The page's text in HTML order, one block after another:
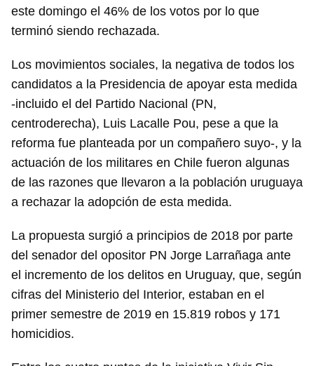
este domingo el 46% de los votos por lo que
terminó siendo rechazada.
Los movimientos sociales, la negativa de todos los
candidatos a la Presidencia de apoyar esta medida
-incluido el del Partido Nacional (PN,
centroderecha), Luis Lacalle Pou, pese a que la
reforma fue planteada por un compañero suyo-, y la
actuación de los militares en Chile fueron algunas
de las razones que llevaron a la población uruguaya
a rechazar la adopción de esta medida.
La propuesta surgió a principios de 2018 por parte
del senador del opositor PN Jorge Larrañaga ante
el incremento de los delitos en Uruguay, que, según
cifras del Ministerio del Interior, estaban en el
primer semestre de 2019 en 15.819 robos y 171
homicidios.